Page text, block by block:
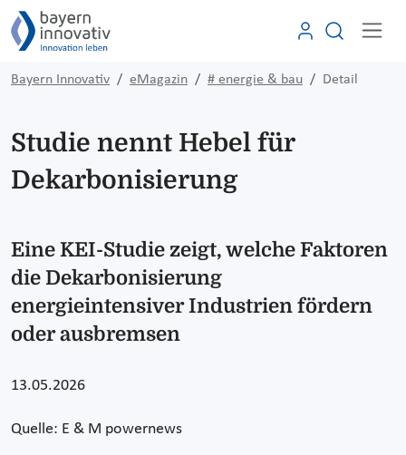
Bayern Innovativ eMagazin # energie & bau Detail
Studie nennt Hebel für
Dekarbonisierung
Eine KEI-Studie zeigt, welche Faktoren
die Dekarbonisierung
energieintensiver Industrien fördern
oder ausbremsen
13.05.2026
Quelle: E & M powernews